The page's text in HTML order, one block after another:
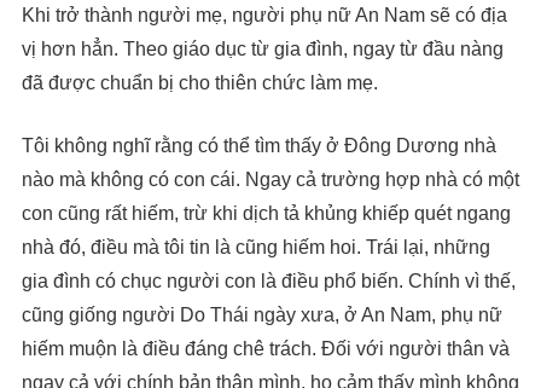
Khi trở thành người mẹ, người phụ nữ An Nam sẽ có địa
vị hơn hẳn. Theo giáo dục từ gia đình, ngay từ đầu nàng
đã được chuẩn bị cho thiên chức làm mẹ.
Tôi không nghĩ rằng có thể tìm thấy ở Đông Dương nhà
nào mà không có con cái. Ngay cả trường hợp nhà có một
con cũng rất hiếm, trừ khi dịch tả khủng khiếp quét ngang
nhà đó, điều mà tôi tin là cũng hiếm hoi. Trái lại, những
gia đình có chục người con là điều phổ biến. Chính vì thế,
cũng giống người Do Thái ngày xưa, ở An Nam, phụ nữ
hiếm muộn là điều đáng chê trách. Đối với người thân và
ngay cả với chính bản thân mình, họ cảm thấy mình không